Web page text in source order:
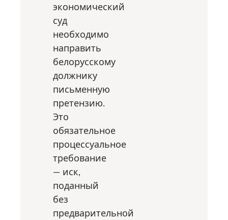
экономический
суд
необходимо
направить
белорусскому
должнику
письменную
претензию.
Это
обязательное
процессуальное
требование
— иск,
поданный
без
предварительной